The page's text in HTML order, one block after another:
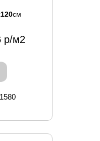
120см
р/м2